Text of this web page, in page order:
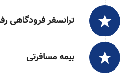
ترانسفر فرودگاهی
بیمه مسافرتی